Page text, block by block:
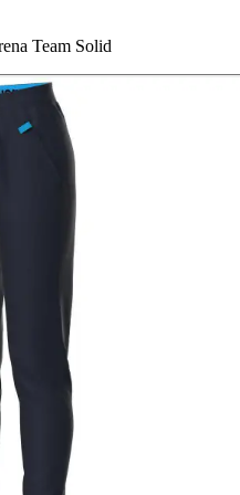
Team Solid